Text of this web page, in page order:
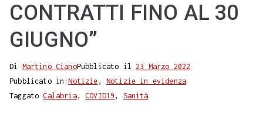
CONTRATTI FINO AL 30
GIUGNO”
Di Martino CianoPubblicato il23 Marzo 2022
Pubblicato in:Notizie , Notizie in evidenza
TaggatoCalabria,COVID19 , Sanità